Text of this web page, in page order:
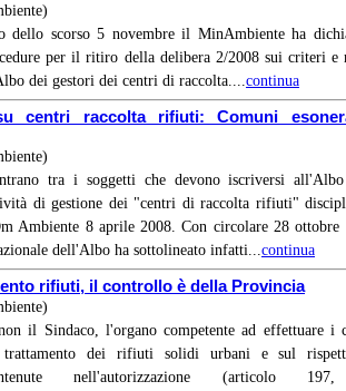
dello scorso 5 novembre il MinAmbiente ha
per il ritiro della delibera 2/2008 sui criteri e
dei gestori dei centri di raccolta....continua
centri raccolta rifiuti: Comuni
tra i soggetti che devono iscriversi all'Albo
di gestione dei "centri di raccolta rifiuti"
Ambiente 8 aprile 2008. Con circolare 28 ottobre
dell'Albo ha sottolineato infatti...continua
rifiuti, il controllo è della Provincia
il Sindaco, l'organo competente ad effettuare i
dei rifiuti solidi urbani e sul
nell'autorizzazione (articolo